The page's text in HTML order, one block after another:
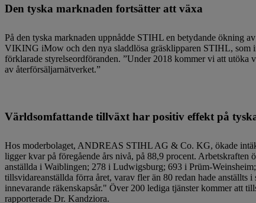
Den tyska marknaden fortsätter att växa
På den tyska marknaden uppnådde STIHL en betydande ökning
VIKING iMow och den nya sladdlösa gräsklipparen STIHL, som
förklarade styrelseordföranden. ”Under 2018 kommer vi att utöka
av återförsäljarnätverket.”
Världsomfattande tillväxt har positiv effekt på
Hos moderbolaget, ANDREAS STIHL AG & Co. KG, ökade
ligger kvar på föregående års nivå, på 88,9 procent. Arbetskraften
anställda i Waiblingen; 278 i Ludwigsburg; 693 i Prüm-
tillsvidareanställda förra året, varav fler än 80 redan hade
innevarande räkenskapsår." Över 200 lediga tjänster kommer att
rapporterade Dr. Kandziora.